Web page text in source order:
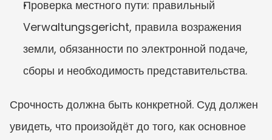
Проверка местного пути: правильный
Verwaltungsgericht, правила возражения
земли, обязанности по электронной подаче,
сборы и необходимость представительства.
Срочность должна быть конкретной. Суд должен
увидеть, что произойдёт до того, как основное